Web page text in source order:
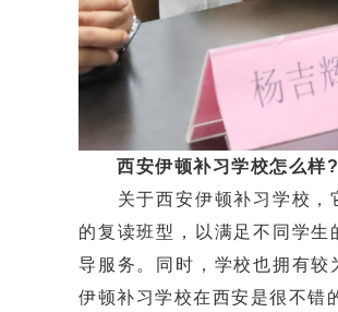
西安伊顿补习学校怎么样?
关于西安伊顿补习学校，它
的复读班型，以满足不同学
导服务。同时，学校也拥有
伊顿补习学校在西安是很不错